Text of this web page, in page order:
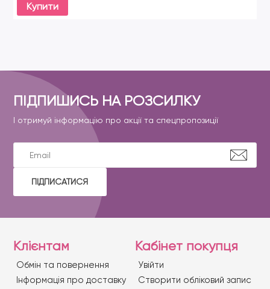
Купити
ПІДПИШИСЬ НА РОЗСИЛКУ
І отримуй інформацію про акції та спецпропозиції
ПІДПИСАТИСЯ
Клієнтам
Обмін та повернення
Iнформація про доставку
Кабінет покупця
Увійти
Створити обліковий запис